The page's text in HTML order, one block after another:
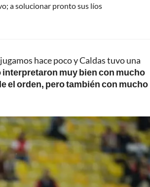
a solucionar pronto sus líos
hace poco y Caldas tuvo una
muy bien con mucho
el orden, pero también con mucho